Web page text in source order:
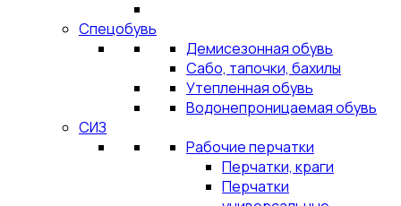
Спецобувь
Демисезонная обувь
Сабо, тапочки, бахилы
Утепленная обувь
Водонепроницаемая обувь
СИЗ
Рабочие перчатки
Перчатки, краги
Перчатки